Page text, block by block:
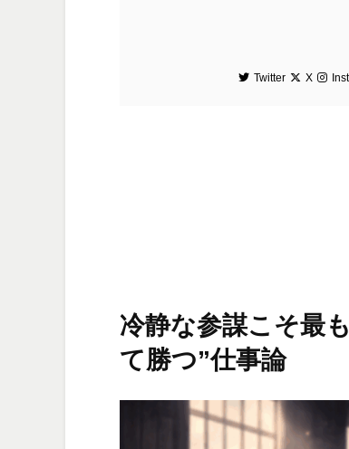
Twitter X
冷静な参謀こそ最
て勝つ”仕事論